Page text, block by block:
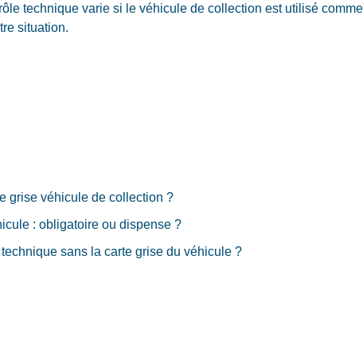
technique varie si le véhicule de collection est utilisé
situation.
grise véhicule de collection ?
: obligatoire ou dispense ?
sans la carte grise du véhicule ?